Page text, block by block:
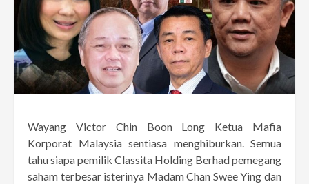
Wayang Victor Chin Boon Long Ketua Mafia
Korporat Malaysia sentiasa menghiburkan. Semua
tahu siapa pemilik Classita Holding Berhad pemegang
saham terbesar isterinya Madam Chan Swee Ying dan